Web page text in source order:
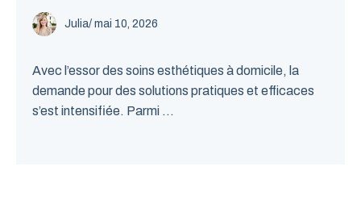
Julia/ mai 10, 2026
Avec l’essor des soins esthétiques à domicile, la
demande pour des solutions pratiques et efficaces
s’est intensifiée. Parmi ...